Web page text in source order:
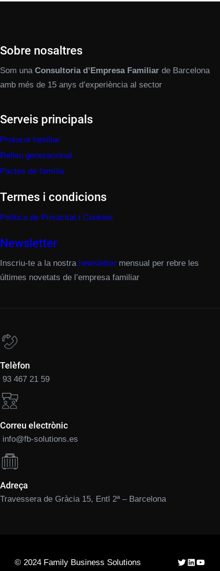
Sobre nosaltres
Som una Consultoria d’Empresa Familiar de Barcelona
amb més de 15 anys d’experiència al sector
Serveis principals
Protocol familiar
Relleu generacional
Pactes de família
Termes i condicions
Política de Privacitat i Cookies
Newsletter
Inscriu-te a la nostra newsletter mensual per rebre les
últimes novetats de l’empresa familiar
Telèfon
93 467 21 59
Correu electrònic
info@fb-solutions.es
Adreça
Travessera de Gràcia 15, Entl 2ª – Barcelona
© 2024 Family Business Solutions Twitter
LinkedIn